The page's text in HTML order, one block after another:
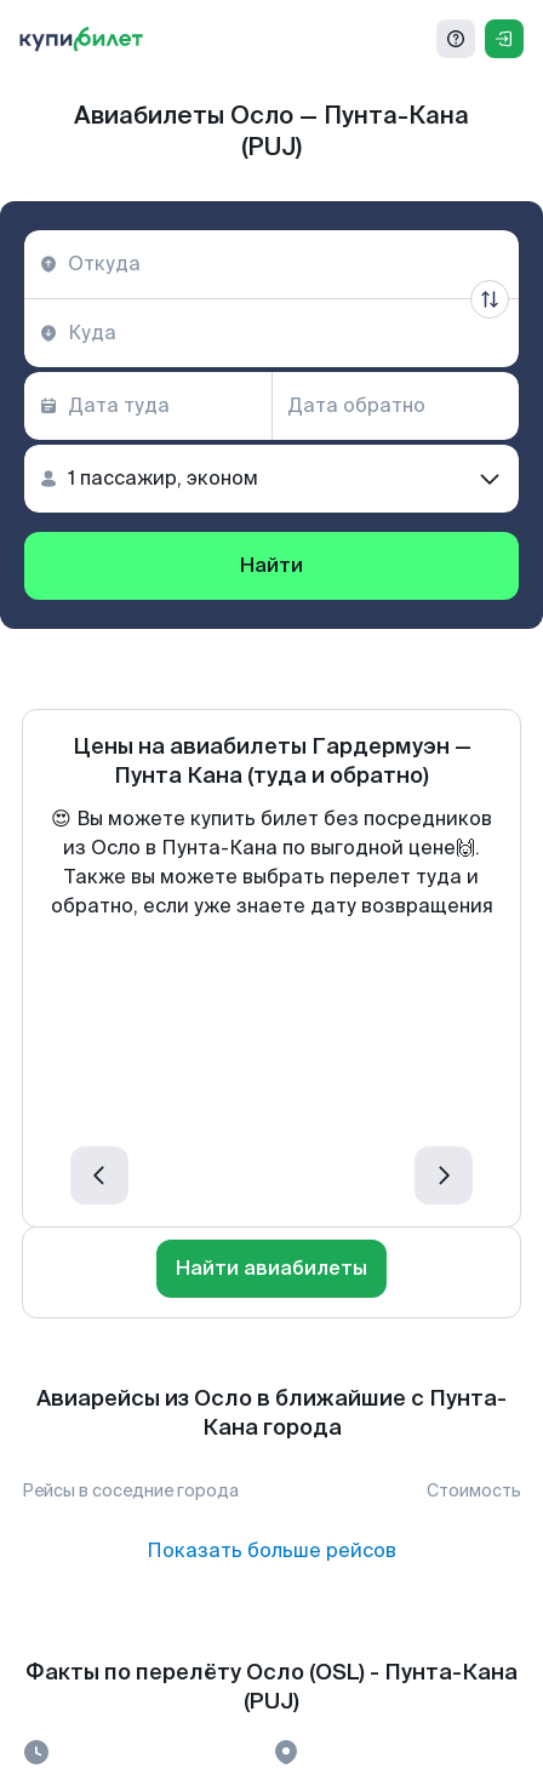
Авиабилеты Осло — Пунта-Кана
(PUJ)
Найти
Цены на авиабилеты Гардермуэн —
Пунта Кана (туда и обратно)
😍 Вы можете купить билет без посредников
из Осло в Пунта-Кана по выгодной цене🙌.
Также вы можете выбрать перелет туда и
обратно, если уже знаете дату возвращения
Найти авиабилеты
Авиарейсы из Осло в ближайшие с Пунта-
Кана города
Рейсы в соседние города Стоимость
Показать больше рейсов
Факты по перелёту Осло (OSL) - Пунта-Кана
(PUJ)